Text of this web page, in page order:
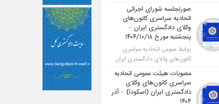
صورتجلسه شورای اجرائی
اتحادیه سراسری کانون‌های
وکلای دادگستری ایران –
پنجشنبه مورخ ۱۴۰۴/۱۰/۱۸
روابط عمومی اتحادیه سراسری
کانون‌های وکلای دادگستری ایران
مصوبات هیئت عمومی اتحادیه
سراسری کانون‌های وکلای
دادگستری ایران (اسکودا) – آذر
۱۴۰۴